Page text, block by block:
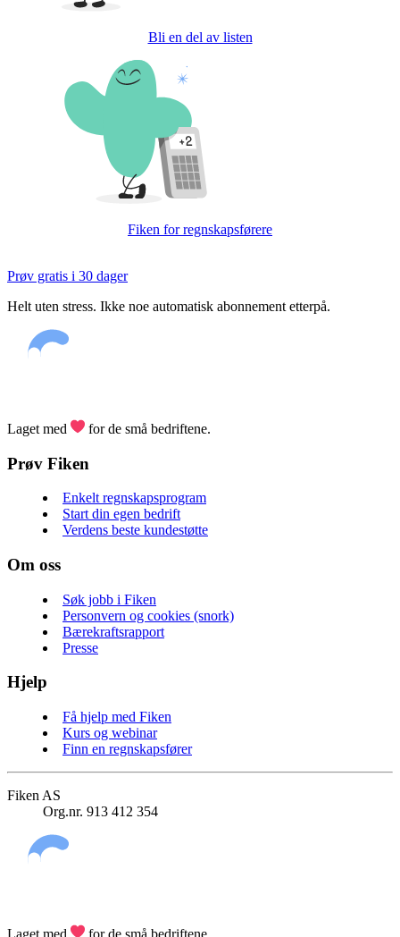
Bli en del av listen
Fiken for regnskapsførere
Prøv gratis i 30 dager
Helt uten stress. Ikke noe automatisk abonnement etterpå.
Laget med for de små bedriftene.
Prøv Fiken
Enkelt regnskapsprogram
Start din egen bedrift
Verdens beste kundestøtte
Om oss
Søk jobb i Fiken
Personvern og cookies (snork)
Bærekraftsrapport
Presse
Hjelp
Få hjelp med Fiken
Kurs og webinar
Finn en regnskapsfører
Fiken AS
Org.nr. 913 412 354